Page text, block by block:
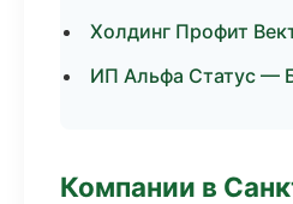
Холдинг Профит
ИП Альфа Статус —
Компании в